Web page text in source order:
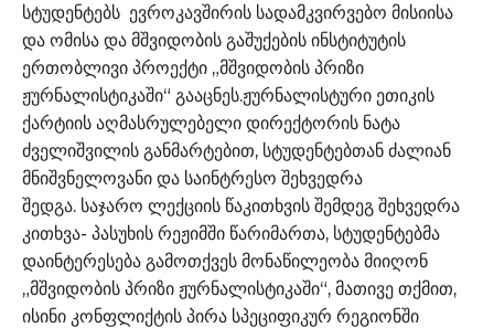
სტუდენტებს ევროკავშირის სადამკვირვებო მისიისა
და ომისა და მშვიდობის გაშუქების ინსტიტუტის
ერთობლივი პროექტი „მშვიდობის პრიზი
ჟურნალისტიკაში“ გააცნეს.ჟურნალისტური ეთიკის
ქარტიის აღმასრულებელი დირექტორის ნატა
ძველიშვილის განმარტებით, სტუდენტებთან ძალიან
მნიშვნელოვანი და საინტრესო შეხვედრა
შედგა. საჯარო ლექციის წაკითხვის შემდეგ შეხვედრა
კითხვა- პასუხის რეჟიმში წარიმართა, სტუდენტებმა
დაინტერესება გამოთქვეს მონაწილეობა მიიღონ
„მშვიდობის პრიზი ჟურნალისტიკაში“, მათივე თქმით,
ისინი კონფლიქტის პირა სპეციფიკურ რეგიონში